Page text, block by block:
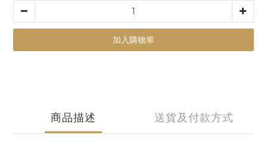
加入購物車
商品描述 送貨及付款方式